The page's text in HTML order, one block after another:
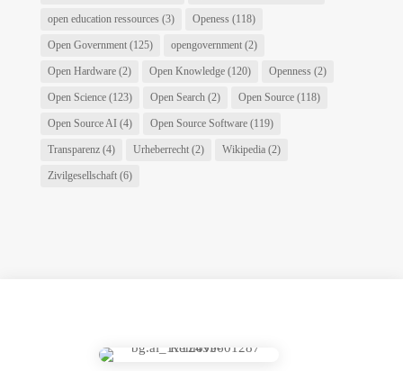
open education ressources(3) Openess(118)
Open Government(125) opengovernment(2)
Open Hardware(2) Open Knowledge(120) Openness(2)
Open Science(123) Open Search(2) Open Source(118)
Open Source AI(4) Open Source Software(119)
Transparenz(4) Urheberrecht(2) Wikipedia(2)
Zivilgesellschaft(6)